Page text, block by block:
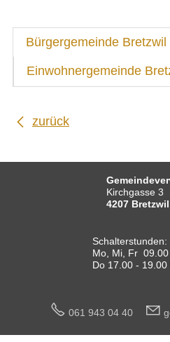
Budget
Bürgergemeinde Bretzwil
Rechnung
Startseite
Bürgergemeinde Bretzwil
Einwohnergemeinde
zurück
Kirchgasse 3
4207 Bretzwil
Schalterstunden:
Mo, Mi, Fr
Do 17.00 - 19.00
061 943 04 40 g